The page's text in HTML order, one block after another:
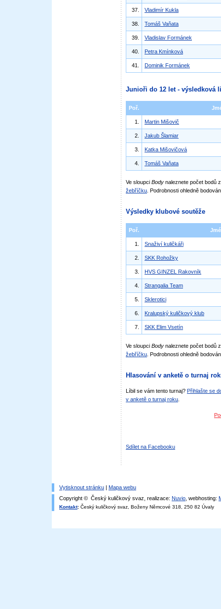
37. Vladimír Kukla
38. Tomáš Vaňata
39. Vladislav Formánek
40. Petra Kmínková
41. Dominik Formánek
Junioři do 12 let - výsledková
Poř.
1. Martin Mišovič
2. Jakub Šlamiar
3. Katka Mišovičová
4. Tomáš Vaňata
Ve sloupci Body naleznete počet bodů
žebříčku . Podrobnosti ohledně
Výsledky klubové soutěže
Poř.
1. Snaživí kuličkáři
2. SKK Rohožky
3. HVS GINZEL Rakovník
4. Strangalia Team
5. Sklerotici
6. Kralupský kuličkový klub
7. SKK Elim Vsetín
Ve sloupci Body naleznete počet bodů
žebříčku . Podrobnosti ohledně
Hlasování v anketě o turnaj
Líbil se vám tento turnaj? Přihlašte se
v anketě o turnaj roku
Sdílet na Facebooku
Vytisknout stránku | Mapa webu
Copyright © Český kuličkový svaz, realizace: Nuvio , webhosting:
Kontakt: Český kuličkový svaz, Boženy Němcové 318, 250 82 Úvaly